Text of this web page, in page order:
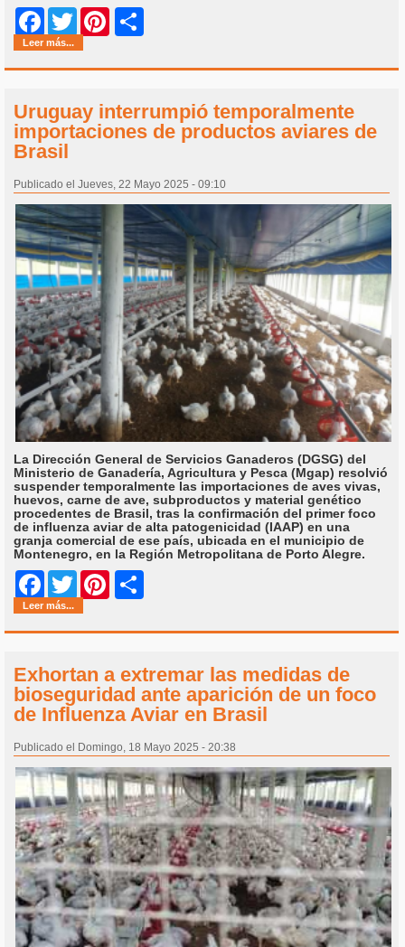
Facebook
Twitter Pinterest
Leer más...
Uruguay interrumpió temporalmente
importaciones de productos aviares de
Brasil
Publicado el Jueves, 22 Mayo 2025 - 09:10
La Dirección General de Servicios Ganaderos (DGSG) del
Ministerio de Ganadería, Agricultura y Pesca (Mgap) resolvió
suspender temporalmente las importaciones de aves vivas,
huevos, carne de ave, subproductos y material genético
procedentes de Brasil, tras la confirmación del primer foco
de influenza aviar de alta patogenicidad (IAAP) en una
granja comercial de ese país, ubicada en el municipio de
Montenegro, en la Región Metropolitana de Porto Alegre.
Facebook
Twitter Pinterest
Leer más...
Exhortan a extremar las medidas de
bioseguridad ante aparición de un foco
de Influenza Aviar en Brasil
Publicado el Domingo, 18 Mayo 2025 - 20:38